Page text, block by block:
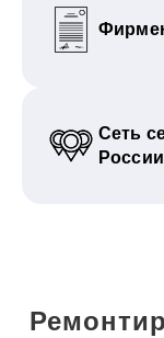
Сеть
России